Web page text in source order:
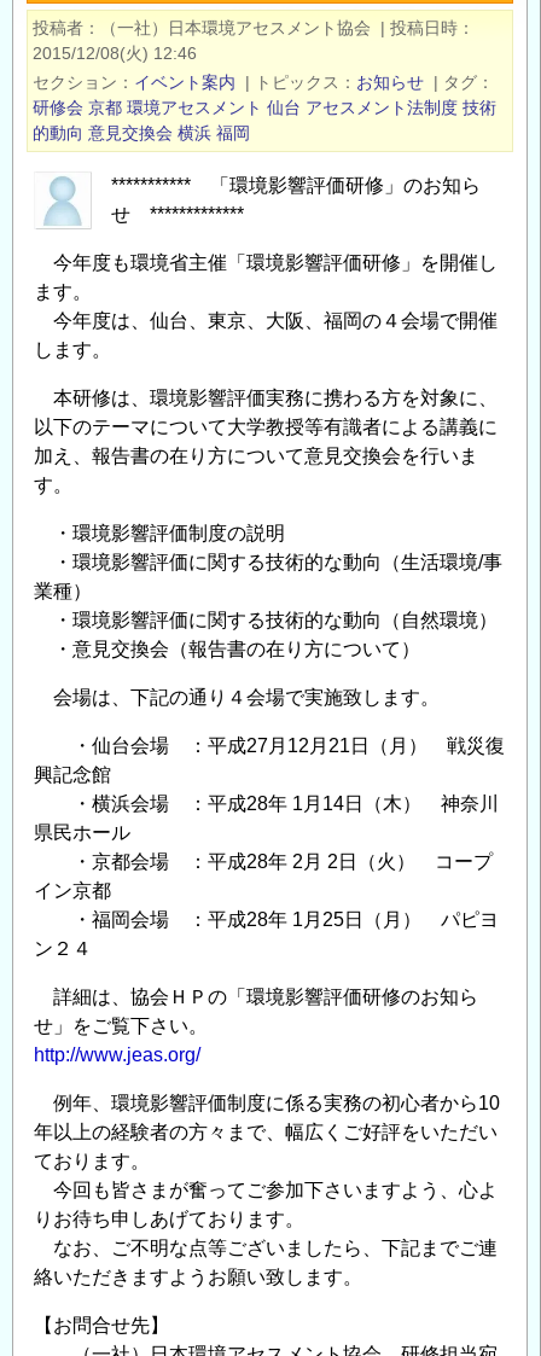
ー
デ
ィ
ネ
ー
養
成
講
座
2019
｜
都
KYOTO」
の
ご
の
投稿者 （一社）日本環境アセスメント協会 | 投稿日時
2015/12/08(火) 12:46
セクション
イベント案内 | トピックス お知らせ | タグ
研修会 京都 環境アセスメント 仙台 アセスメント法制度 技術
的動向 意見交換会 横浜 福岡
*********** 「環境影響評価研修」のお知ら
せ *************
今年度も環境省主催「環境影響評価研修」を開催し
ます。
今年度は、仙台、東京、大阪、福岡の４会場で開催
します。
本研修は、環境影響評価実務に携わる方を対象に、
以下のテーマについて大学教授等有識者による講義に
加え、報告書の在り方について意見交換会を行いま
す。
・環境影響評価制度の説明
・環境影響評価に関する技術的な動向（生活環境/事
業種）
・環境影響評価に関する技術的な動向（自然環境）
・意見交換会（報告書の在り方について）
会場は、下記の通り４会場で実施致します。
・仙台会場 ：平成27月12月21日（月） 戦災復
興記念館
・横浜会場 ：平成28年 1月14日（木） 神奈川
県民ホール
・京都会場 ：平成28年 2月 2日（火） コープ
イン京都
・福岡会場 ：平成28年 1月25日（月） パピヨ
ン２４
詳細は、協会ＨＰの「環境影響評価研修のお知ら
せ」をご覧下さい。
http://www.jeas.org/
例年、環境影響評価制度に係る実務の初心者から10
年以上の経験者の方々まで、幅広くご好評をいただい
ております。
今回も皆さまが奮ってご参加下さいますよう、心よ
りお待ち申しあげております。
なお、ご不明な点等ございましたら、下記までご連
絡いただきますようお願い致します。
【お問合せ先】